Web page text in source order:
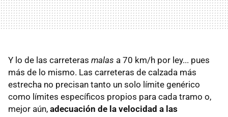
Y lo de las carreteras malas a 70 km/h por ley... pues
más de lo mismo. Las carreteras de calzada más
estrecha no precisan tanto un solo límite genérico
como límites específicos propios para cada tramo o,
mejor aún, adecuación de la velocidad a las